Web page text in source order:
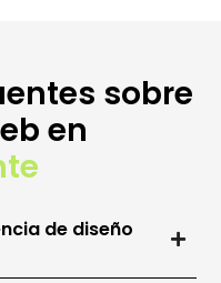
sobre
en
de diseño